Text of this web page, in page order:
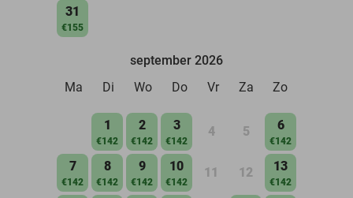
31
€155
september 2026
Ma
Di Wo Do Vr Za Zo
1
€142
2
€142
3
€142
4 5 6
€142
7
€142
8
€142
9
€142
10
€142
11 12 13
€142